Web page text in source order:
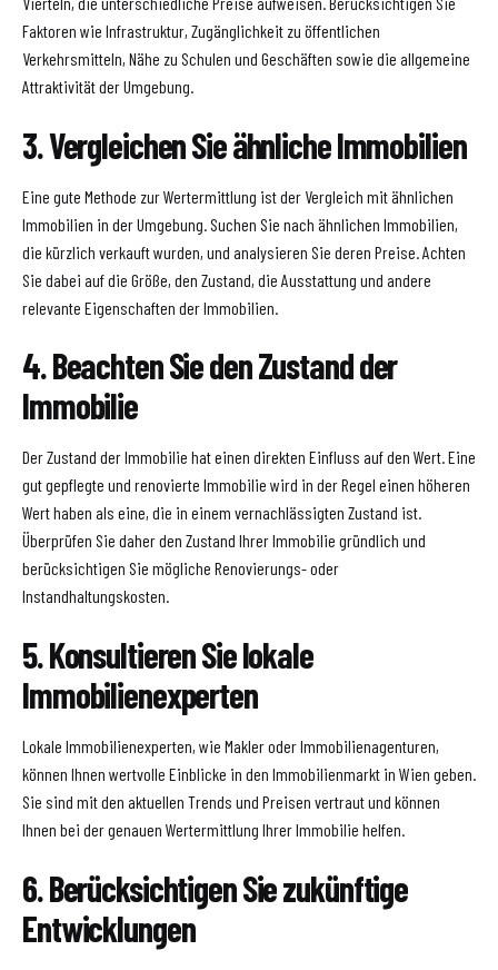
Faktoren wie Infrastruktur, Zugänglichkeit zu öffentlichen
Verkehrsmitteln, Nähe zu Schulen und Geschäften sowie die allgemeine
Attraktivität der Umgebung.
3. Vergleichen Sie ähnliche Immobilien
Eine gute Methode zur Wertermittlung ist der Vergleich mit ähnlichen
Immobilien in der Umgebung. Suchen Sie nach ähnlichen Immobilien,
die kürzlich verkauft wurden, und analysieren Sie deren Preise. Achten
Sie dabei auf die Größe, den Zustand, die Ausstattung und andere
relevante Eigenschaften der Immobilien.
4. Beachten Sie den Zustand der
Immobilie
Der Zustand der Immobilie hat einen direkten Einfluss auf den Wert. Eine
gut gepflegte und renovierte Immobilie wird in der Regel einen höheren
Wert haben als eine, die in einem vernachlässigten Zustand ist.
Überprüfen Sie daher den Zustand Ihrer Immobilie gründlich und
berücksichtigen Sie mögliche Renovierungs- oder
Instandhaltungskosten.
5. Konsultieren Sie lokale
Immobilienexperten
Lokale Immobilienexperten, wie Makler oder Immobilienagenturen,
können Ihnen wertvolle Einblicke in den Immobilienmarkt in Wien geben.
Sie sind mit den aktuellen Trends und Preisen vertraut und können
Ihnen bei der genauen Wertermittlung Ihrer Immobilie helfen.
6. Berücksichtigen Sie zukünftige
Entwicklungen